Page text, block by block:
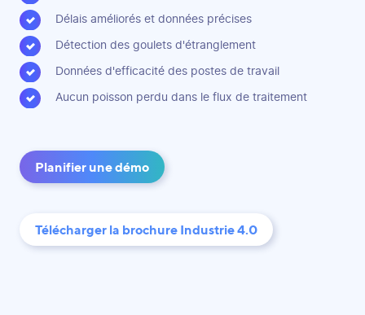
Délais améliorés et données précises
Détection des goulets d'étranglement
Données d'efficacité des postes de travail
Aucun poisson perdu dans le flux de traitement
Planifier une démo
Télécharger la brochure Industrie 4.0